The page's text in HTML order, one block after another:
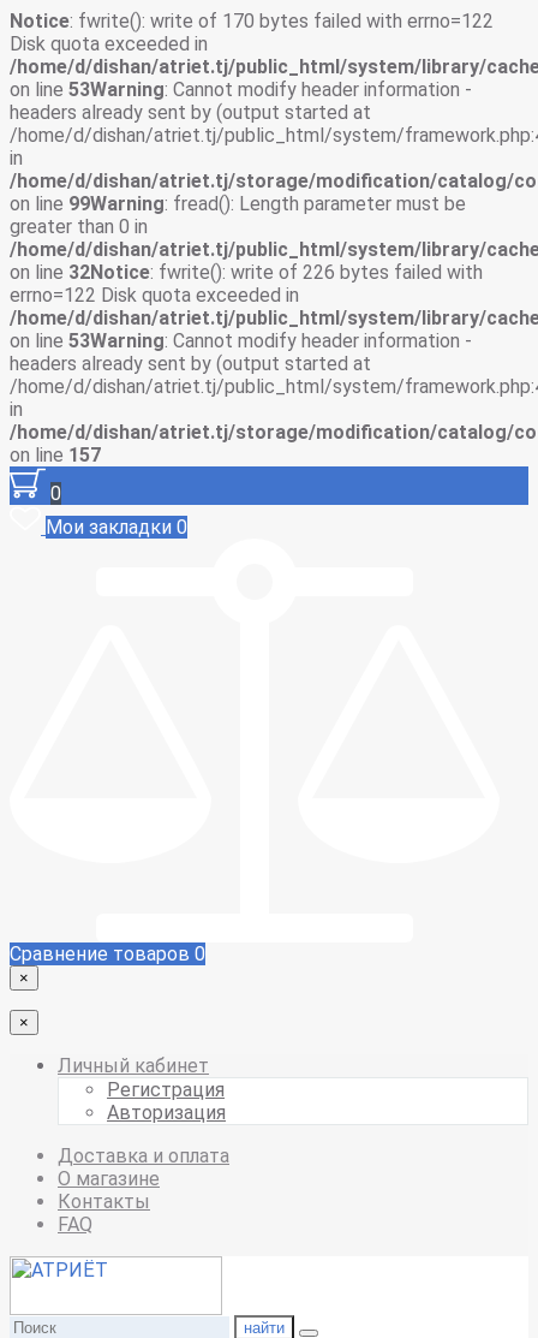
Notice: fwrite(): write of 170 bytes failed with errno=122
Disk quota exceeded in
/home/d/dishan/atriet.tj/public_html/system/library/
on line 53Warning: Cannot modify header information -
headers already sent by (output started at
/home/d/dishan/atriet.tj/public_html/system/
in
/home/d/dishan/atriet.tj/storage/modification/catalog/
on line 99Warning: fread(): Length parameter must be
greater than 0 in
/home/d/dishan/atriet.tj/public_html/system/library/
on line 32Notice: fwrite(): write of 226 bytes failed with
errno=122 Disk quota exceeded in
/home/d/dishan/atriet.tj/public_html/system/library/
on line 53Warning: Cannot modify header information -
headers already sent by (output started at
/home/d/dishan/atriet.tj/public_html/system/
in
/home/d/dishan/atriet.tj/storage/modification/catalog/
on line 157
0
Мои закладки 0
Сравнение товаров 0
×
×
Личный кабинет
Регистрация
Авторизация
Доставка и оплата
О магазине
Контакты
FAQ
найти